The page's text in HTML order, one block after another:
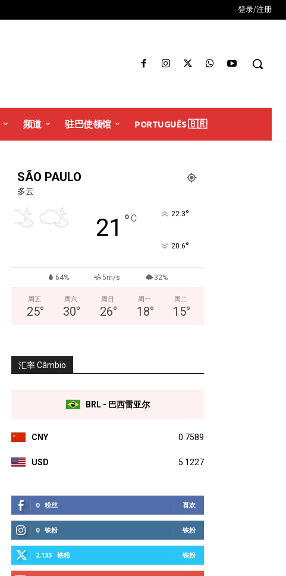
登录/注册
频道 驻巴使领馆 PORTUGUÊS 🇧🇷
SÃO PAULO
多云
21 °C 22.3°
20.6°
64% 5m/s 32%
周五
25°
周六
30°
周日
26°
周一
18°
周二
15°
汇率 Câmbio
BRL - 巴西雷亚尔
CNY 0.7589
USD 5.1227
0 粉丝 喜欢
0 铁粉 铁粉
2,133 铁粉 铁粉